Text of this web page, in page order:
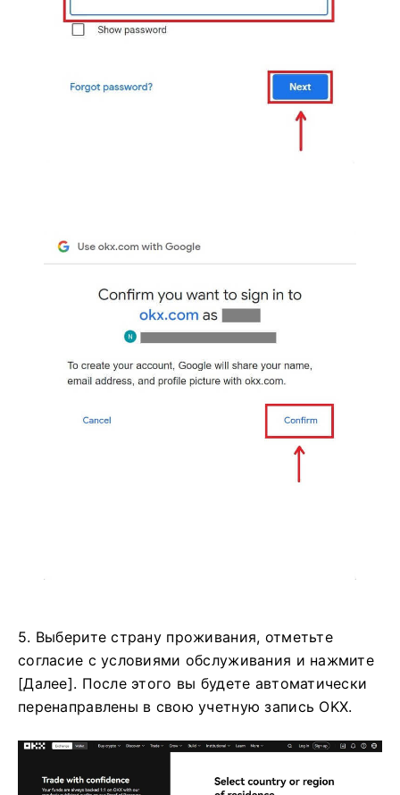
5. Выберите страну проживания, отметьте
согласие с условиями обслуживания и нажмите
[Далее]. После этого вы будете автоматически
перенаправлены в свою учетную запись OKX.